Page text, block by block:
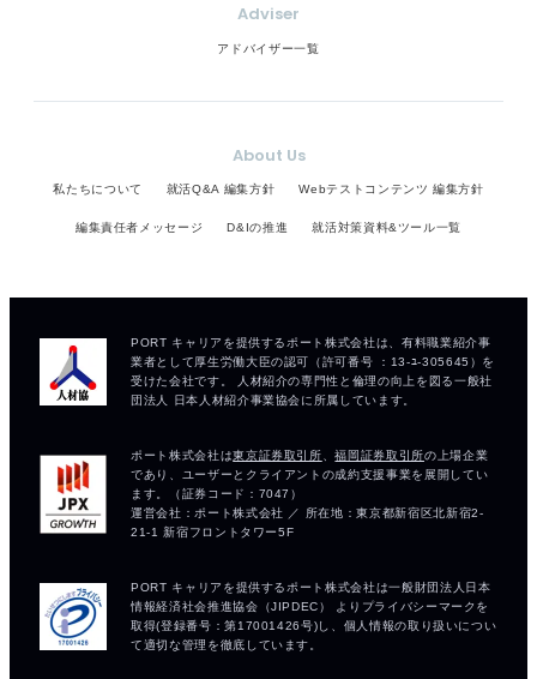
Adviser
アドバイザー一覧
About Us
私たちについて 就活Q&A 編集方針 Webテストコンテンツ 編集方針
編集責任者メッセージ D&Iの推進 就活対策資料&ツール一覧